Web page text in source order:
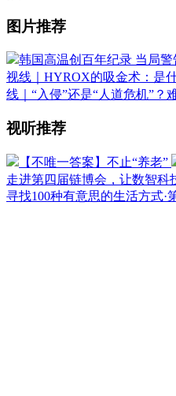
图片推荐
韩国高温创百年纪录 当局
视线｜HYROX的吸金术：是
线｜“入侵”还是“人道危机”？
视听推荐
【不唯一答案】不止“养老”
走进第四届链博会，让数智科
寻找100种有意思的生活方式·